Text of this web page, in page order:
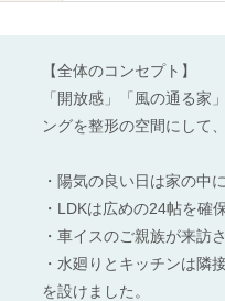
【全体のコンセプト】
「開放感」「風の通る
ングを整形の空間にして
・陽気の良い日は家の中
・LDKは広めの24帖を確
・車イスのご親族が来訪
・水廻りとキッチンは隣
を設けました。